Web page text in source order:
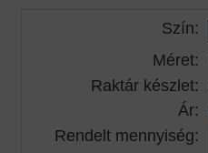
Szín:
Méret:
Raktár készlet:
Ár:
Rendelt mennyiség: